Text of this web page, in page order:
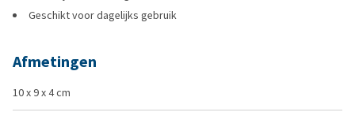
Geschikt voor dagelijks gebruik
Afmetingen
10 x 9 x 4 cm